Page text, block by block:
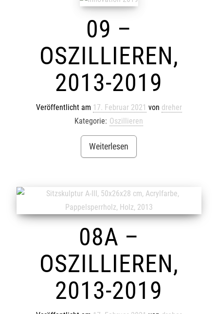
09 –
OSZILLIEREN,
2013-2019
Veröffentlicht am 17. Februar 2021 von dreher
Kategorie: Oszillieren
Weiterlesen
08A –
OSZILLIEREN,
2013-2019